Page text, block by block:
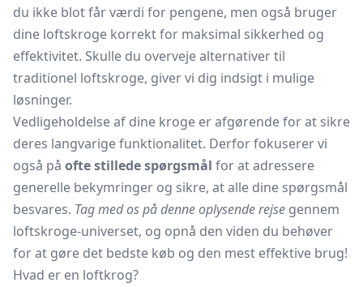
du ikke blot får værdi for pengene, men også bruger
dine loftskroge korrekt for maksimal sikkerhed og
effektivitet. Skulle du overveje alternativer til
traditionel loftskroge, giver vi dig indsigt i mulige
løsninger.
Vedligeholdelse af dine kroge er afgørende for at sikre
deres langvarige funktionalitet. Derfor fokuserer vi
også på ofte stillede spørgsmål for at adressere
generelle bekymringer og sikre, at alle dine spørgsmål
besvares. Tag med os på denne oplysende rejse gennem
loftskroge-universet, og opnå den viden du behøver
for at gøre det bedste køb og den mest effektive brug!
Hvad er en loftkrog?